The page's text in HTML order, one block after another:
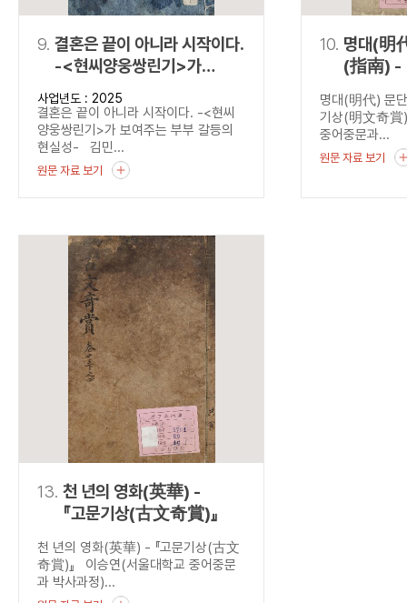
9. 결혼은 끝이 아니라 시작이다.
-<현씨양웅쌍린기>가
보여주는 부부 갈등의
현실성-
사업년도 : 2025
결혼은 끝이 아니라 시작이다. -<현씨
양웅쌍린기>가 보여주는 부부 갈등의
현실성- 김민...
원문 자료 보기
10. 명대(明
(指南) - 『명문기상
명대(明代) 문
기상(明文奇賞
중어중문과...
원문 자료 보기
13. 천 년의 영화(英華) -
『고문기상(古文奇賞)』
천 년의 영화(英華) - 『고문기상(古文
奇賞)』 이승연(서울대학교 중어중문
과 박사과정)...